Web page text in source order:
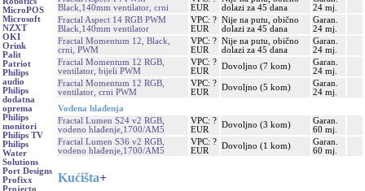
MicroPOS
Microsoft
NZXT
OKI
Orink
Palit
Patriot
Philips
audio
Philips
dodatna
oprema
Philips
monitori
Philips TV
Philips
Water
Solutions
Port Designs
Profixx
Projecto
Black,140mm ventilator, crni
EUR
dolazi za 45 dana
24 mj.
Fractal Aspect 14 RGB PWM
Black,140mm ventilator
VPC: ?
EUR
Nije na putu, obično
dolazi za 45 dana
Garan.
24 mj.
Fractal Momentum 12, Black,
crni, PWM
VPC: ?
EUR
Nije na putu, obično
dolazi za 45 dana
Garan.
24 mj.
Fractal Momentum 12 RGB,
ventilator, bijeli PWM
VPC: ?
EUR
Dovoljno (7 kom)
Garan.
24 mj.
Fractal Momentum 12 RGB,
ventilator, crni PWM
VPC: ?
EUR
Dovoljno (5 kom)
Garan.
24 mj.
Vodena hlađenja
Fractal Lumen S24 v2 RGB,
vodeno hlađenje,1700/AM5
VPC: ?
EUR
Dovoljno (3 kom)
Garan.
60 mj.
Fractal Lumen S36 v2 RGB,
vodeno hlađenje,1700/AM5
VPC: ?
EUR
Dovoljno (1 kom)
Garan.
60 mj.
Kućišta+